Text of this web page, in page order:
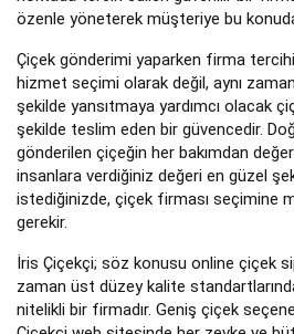
özenle yöneterek müşteriye bu
Çiçek gönderimi yaparken firma
hizmet seçimi olarak değil, aynı
şekilde yansıtmaya yardımcı olacak
şekilde teslim eden bir güvencedir.
gönderilen çiçeğin her bakımdan
insanlara verdiğiniz değeri en güzel
istediğinizde, çiçek firması seçimine
gerekir.
İris Çiçekçi; söz konusu online çiçek
zaman üst düzey kalite
nitelikli bir firmadır. Geniş çiçek